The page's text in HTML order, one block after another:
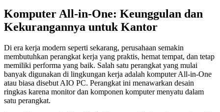
Komputer All-in-One: Keunggulan dan
Kekurangannya untuk Kantor
Di era kerja modern seperti sekarang, perusahaan semakin
membutuhkan perangkat kerja yang praktis, hemat tempat, dan tetap
memiliki performa yang baik. Salah satu perangkat yang mulai
banyak digunakan di lingkungan kerja adalah komputer All-in-One
atau biasa disebut AIO PC. Perangkat ini menawarkan desain
ringkas karena monitor dan komponen komputer menyatu dalam
satu perangkat.